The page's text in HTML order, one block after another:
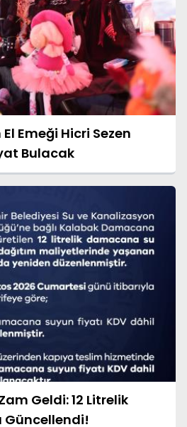
Emeği Hicri Sezen
Bulacak
Geldi: 12 Litrelik
Güncellendi!